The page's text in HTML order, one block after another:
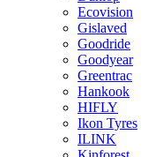
Ecovision
Gislaved
Goodride
Goodyear
Greentrac
Hankook
HIFLY
Ikon Tyres
ILINK